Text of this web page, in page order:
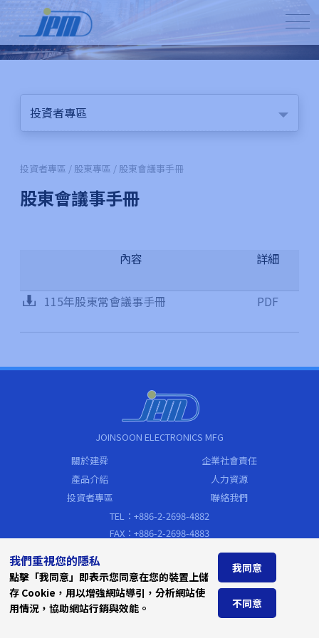
投資者專區
投資者專區 / 股東專區 / 股東會議事手冊
股東會議事手冊
內容 詳細
115年股東常會議事手冊 PDF
JOINSOON ELECTRONICS MFG
關於建舜
企業社會責任
產品介紹
人力資源
投資者專區
聯絡我們
TEL：+886-2-2698-4882
FAX：+886-2-2698-4883
Address
新北市汐止區新台五路一段79號19樓
(遠東世界中心C棟)
我們重視您的隱私
點擊「我同意」即表示您同意在您的裝置上儲
存 Cookie，用以增強網站導引，分析網站使
用情況，協助網站行銷與效能。
我同意
不同意